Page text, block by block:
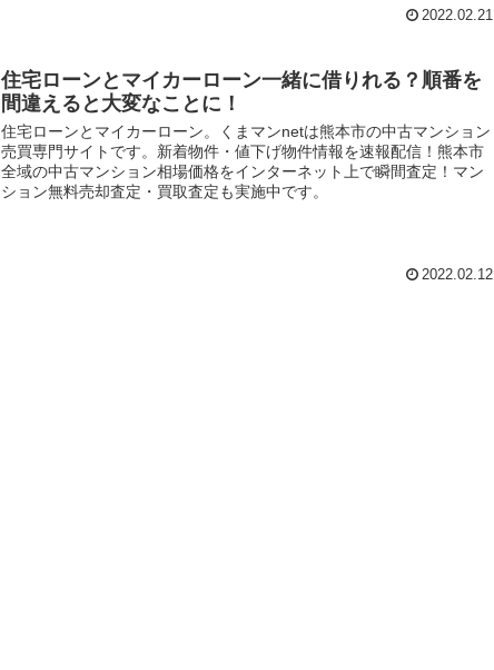
2022.02.21
住宅ローンとマイカーローン一緒に借りれる？順番を
間違えると大変なことに！
住宅ローンとマイカーローン。くまマンnetは熊本市の中古マンション
売買専門サイトです。新着物件・値下げ物件情報を速報配信！熊本市
全域の中古マンション相場価格をインターネット上で瞬間査定！マン
ション無料売却査定・買取査定も実施中です。
2022.02.12